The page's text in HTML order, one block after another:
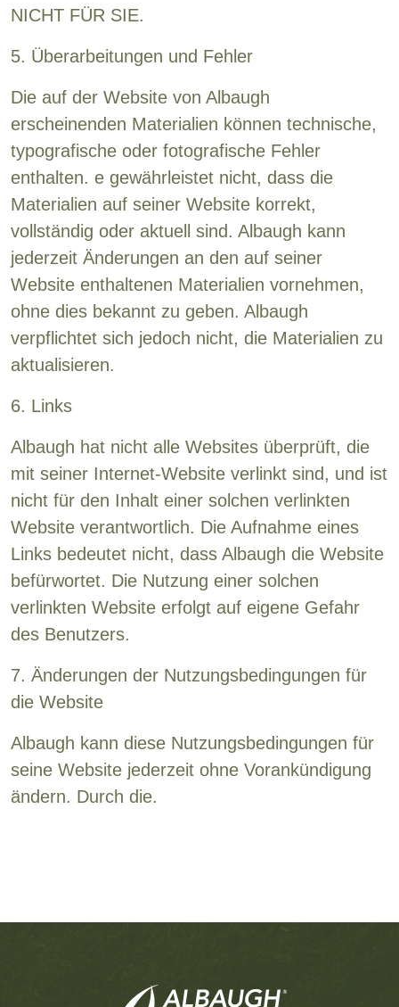
NICHT FÜR SIE.
5. Überarbeitungen und Fehler
Die auf der Website von Albaugh
erscheinenden Materialien können technische,
typografische oder fotografische Fehler
enthalten. e gewährleistet nicht, dass die
Materialien auf seiner Website korrekt,
vollständig oder aktuell sind. Albaugh kann
jederzeit Änderungen an den auf seiner
Website enthaltenen Materialien vornehmen,
ohne dies bekannt zu geben. Albaugh
verpflichtet sich jedoch nicht, die Materialien zu
aktualisieren.
6. Links
Albaugh hat nicht alle Websites überprüft, die
mit seiner Internet-Website verlinkt sind, und ist
nicht für den Inhalt einer solchen verlinkten
Website verantwortlich. Die Aufnahme eines
Links bedeutet nicht, dass Albaugh die Website
befürwortet. Die Nutzung einer solchen
verlinkten Website erfolgt auf eigene Gefahr
des Benutzers.
7. Änderungen der Nutzungsbedingungen für
die Website
Albaugh kann diese Nutzungsbedingungen für
seine Website jederzeit ohne Vorankündigung
ändern. Durch die.